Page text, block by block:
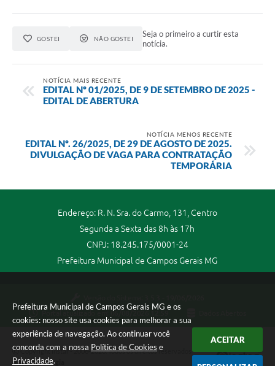
Prefeitura Municipal de Campos Gerais MG e os
cookies: nosso site usa cookies para melhorar a sua
experiência de navegação. Ao continuar você
concorda com a nossa Política de Cookies e
Privacidade.
ACEITAR
GOSTEI NÃO GOSTEI
Seja o primeiro a curtir esta
notícia.
NOTÍCIA MAIS RECENTE
EDITAL Nº 01/2025, DE 9 DE SETEMBRO DE 2025 -
EDITAL DE ABERTURA
NOTÍCIA MENOS RECENTE
EDITAL Nº. 26/2025, DE 29 DE AGOSTO DE 2025.
DIVULGAÇÃO DE VAGA PARA CONTRATAÇÃO
TEMPORÁRIA
Endereço: R. N. Sra. do Carmo, 131, Centro
Segunda a Sexta das 8h às 17h
CNPJ: 18.245.175/0001-24
Prefeitura Municipal de Campos Gerais MG
Portal atualizado em:
06/08/2026 12:59
Copyright Instar - 2006-2026. Todos os direitos reservados -
Instar Tecnologia